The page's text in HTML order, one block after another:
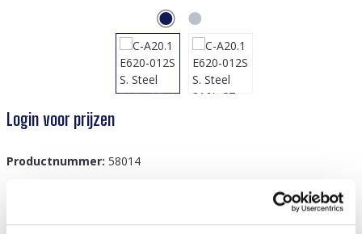
Login voor prijzen
Productnummer: 58014